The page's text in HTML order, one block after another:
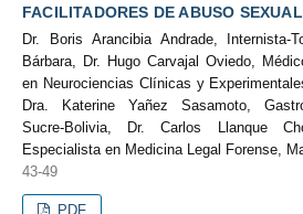
FACILITADORES DE ABUSO SEXUAL
Dr. Boris Arancibia Andrade, Internista-
Bárbara, Dr. Hugo Carvajal Oviedo,
en Neurociencias Clínicas y
Dra. Katerine Yañez Sasamoto,
Sucre-Bolivia, Dr. Carlos Llanque
Especialista en Medicina Legal Forense,
43-49
PDF